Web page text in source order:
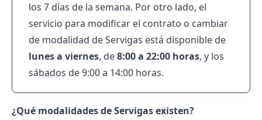
los 7 días de la semana. Por otro lado, el
servicio para modificar el contrato o cambiar
de modalidad de Servigas está disponible de
lunes a viernes, de8:00 a 22:00 horas, y los
sábados de 9:00 a 14:00 horas.
¿Qué modalidades de Servigas existen?